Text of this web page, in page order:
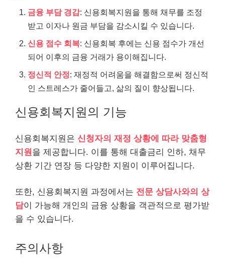
금융 부담 경감: 신용회복지원을 통해 채무를 조정
받고 이자나 원금 부담을 감소시킬 수 있습니다.
신용 점수 회복: 신용회복 후에는 신용 점수가 개선
되어 이후의 금융 거래가 용이해집니다.
정신적 안정: 재정적 어려움을 해결함으로써 정신적
인 스트레스가 줄어들고, 삶의 질이 향상됩니다.
신용회복지원의 기능
신용회복지원은 신청자의 재정 상황에 따라 맞춤형
지원 을 제공합니다. 이를 통해 대출금리 인하, 채무
상환 기간 연장 등 다양한 지원이 이루어집니다.
또한, 신용회복지원 과정에서는 전문 상담사와의 상
담이 가능해 개인의 금융 상황을 객관적으로 평가받
을 수 있습니다.
주의사항